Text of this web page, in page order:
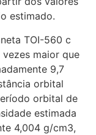
estimado.
TOI-560 c
maior que
9,7
orbital
orbital de
estimada
4,004 g/cm3,